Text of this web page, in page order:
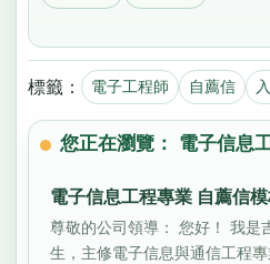
標籤： 電子工程師 自薦信
您正在瀏覽： 電子信息
電子信息工程專業 自薦信模
尊敬的公司領導： 您好！ 我是
生，主修電子信息與通信工程